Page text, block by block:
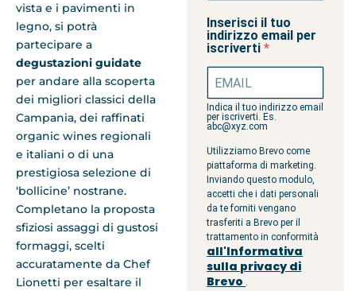
vista e i pavimenti in
legno, si potrà
partecipare a
degustazioni guidate
per andare alla scoperta
dei migliori classici della
Campania, dei raffinati
organic wines regionali
e italiani o di una
prestigiosa selezione di
‘bollicine’ nostrane.
Completano la proposta
sfiziosi assaggi di gustosi
formaggi, scelti
accuratamente da Chef
Lionetti per esaltare il
Inserisci il tuo
indirizzo email per
iscriverti
Indica il tuo indirizzo email
per iscriverti. Es.
abc@xyz.com
Utilizziamo Brevo come
piattaforma di marketing.
Inviando questo modulo,
accetti che i dati personali
da te forniti vengano
trasferiti a Brevo per il
trattamento in conformità
all'Informativa
sulla privacy di
Brevo .